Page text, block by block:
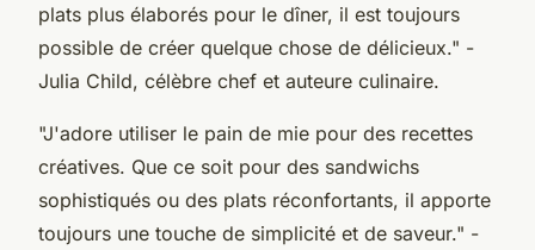
plats plus élaborés pour le dîner, il est toujours
possible de créer quelque chose de délicieux." -
Julia Child, célèbre chef et auteure culinaire.
"J'adore utiliser le pain de mie pour des recettes
créatives. Que ce soit pour des sandwichs
sophistiqués ou des plats réconfortants, il apporte
toujours une touche de simplicité et de saveur." -